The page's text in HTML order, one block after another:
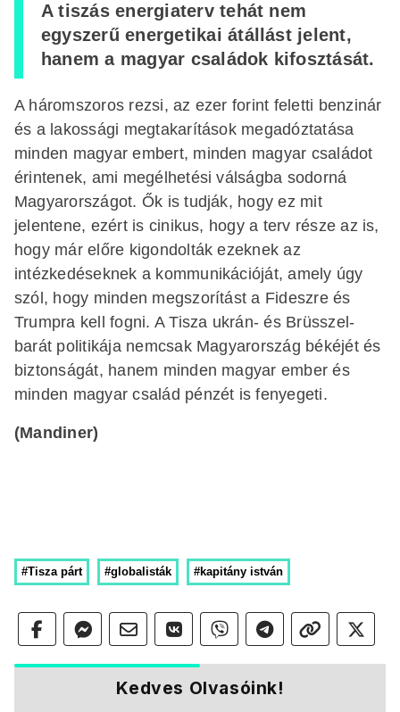
A tiszás energiaterv tehát nem
egyszerű energetikai átállást jelent,
hanem a magyar családok kifosztását.
A háromszoros rezsi, az ezer forint feletti benzinár
és a lakossági megtakarítások megadóztatása
minden magyar embert, minden magyar családot
érintenek, ami megélhetési válságba sodorná
Magyarországot. Ők is tudják, hogy ez mit
jelentene, ezért is cinikus, hogy a terv része az is,
hogy már előre kigondolták ezeknek az
intézkedéseknek a kommunikációját, amely úgy
szól, hogy minden megszorítást a Fideszre és
Trumpra kell fogni. A Tisza ukrán- és Brüsszel-
barát politikája nemcsak Magyarország békéjét és
biztonságát, hanem minden magyar ember és
minden magyar család pénzét is fenyegeti.
(Mandiner)
#Tisza párt #globalisták #kapitány istván
Kedves Olvasóink!